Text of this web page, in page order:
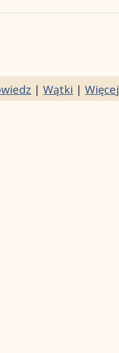
|Wątki |Więcej
Астика, Артура.